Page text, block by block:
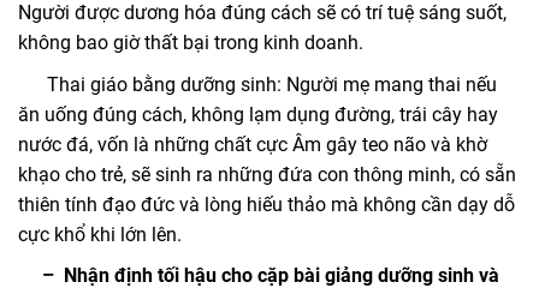
Người được dương hóa đúng cách sẽ có trí tuệ sáng suốt,
không bao giờ thất bại trong kinh doanh.
Thai giáo bằng dưỡng sinh: Người mẹ mang thai nếu
ăn uống đúng cách, không lạm dụng đường, trái cây hay
nước đá, vốn là những chất cực Âm gây teo não và khờ
khạo cho trẻ, sẽ sinh ra những đứa con thông minh, có sẵn
thiên tính đạo đức và lòng hiếu thảo mà không cần dạy dỗ
cực khổ khi lớn lên.
– Nhận định tối hậu cho cặp bài giảng dưỡng sinh và